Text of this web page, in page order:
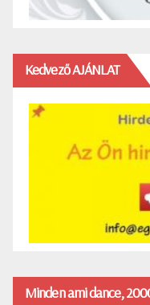
Kedvező AJÁNLAT
Minden ami dance,